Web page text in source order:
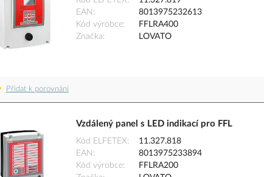
EAN
8013975232613
Kód výrobce
FFLRA400
Značka
LOVATO
Přidat k porovnání
Vzdálený panel s LED indikací pro FFL
Kód ELFETEX
11.327.818
EAN
8013975233894
Kód výrobce
FFLRA200